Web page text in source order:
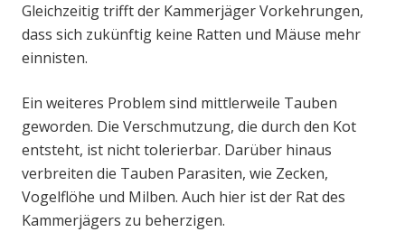
Gleichzeitig trifft der Kammerjäger Vorkehrungen,
dass sich zukünftig keine Ratten und Mäuse mehr
einnisten.
Ein weiteres Problem sind mittlerweile Tauben
geworden. Die Verschmutzung, die durch den Kot
entsteht, ist nicht tolerierbar. Darüber hinaus
verbreiten die Tauben Parasiten, wie Zecken,
Vogelflöhe und Milben. Auch hier ist der Rat des
Kammerjägers zu beherzigen.